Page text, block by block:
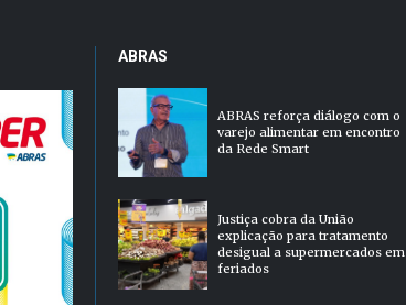
ABRAS
ABRAS reforça diálogo com o
varejo alimentar em encontro
da Rede Smart
Justiça cobra da União
explicação para tratamento
desigual a supermercados em
feriados